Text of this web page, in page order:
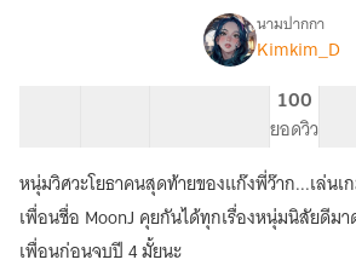
เรื่องFlirt
ละมุน
รัก
ว๊าก
นามปากกา
Kimkim_D
100
ยอดวิว
หนุ่มวิศวะโยธาคนสุดท้ายของแก๊งพี่ว๊าก...เล่น
เพื่อนชื่อ MoonJ คุยกันได้ทุกเรื่องหนุ่มนิสัยดีม
เพื่อนก่อนจบปี 4 มั้ยนะ